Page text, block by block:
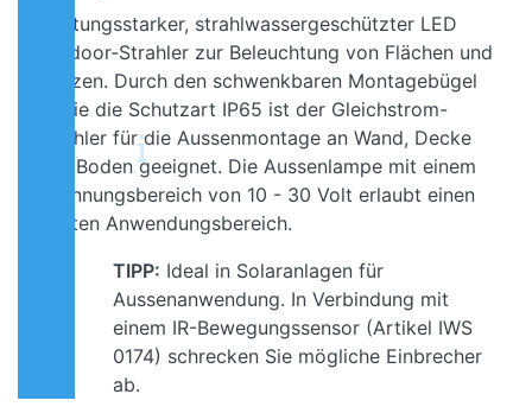
Leistungsstarker, strahlwassergeschützter LED
Outdoor-Strahler zur Beleuchtung von Flächen und
Plätzen. Durch den schwenkbaren Montagebügel
sowie die Schutzart IP65 ist der Gleichstrom-
Strahler für die Aussenmontage an Wand, Decke
und Boden geeignet. Die Aussenlampe mit einem
Spannungsbereich von 10 - 30 Volt erlaubt einen
breiten Anwendungsbereich.
TIPP: Ideal in Solaranlagen für
Aussenanwendung. In Verbindung mit
einem IR-Bewegungssensor (Artikel IWS
0174) schrecken Sie mögliche Einbrecher
ab.